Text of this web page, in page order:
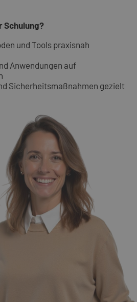
Schulung?
und Tools praxisnah
Anwendungen auf
Sicherheitsmaßnahmen gezielt